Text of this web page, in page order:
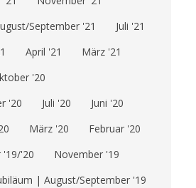
September '21
Juli '21
April '21
März '21
'20
'20
Juli '20
Juni '20
März '20
Februar '20
'19/'20
November '19
| August/September '19